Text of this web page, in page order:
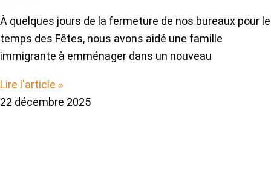
À quelques jours de la fermeture de nos bureaux pour le
temps des Fêtes, nous avons aidé une famille
immigrante à emménager dans un nouveau
Lire l'article »
22 décembre 2025